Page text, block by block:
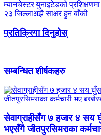
म्यानचेस्टर युनाइटेडको प्रशिक्षणमा
२३ जिल्लाअझै साक्षर हुन बाँकी
प्रतिक्रिया दिनुहोस्
सम्बन्धित शीर्षकहरु
सेवाग्राहीसँग ७ हजार ४ सय
भएसँगै जीतपुरसिमराका